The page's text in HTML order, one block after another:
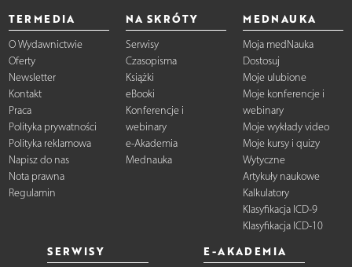
TERMEDIA
O Wydawnictwie
Oferty
Newsletter
Kontakt
Praca
Polityka prywatności
Polityka reklamowa
Napisz do nas
Nota prawna
Regulamin
NA SKRÓTY
Serwisy
Czasopisma
Książki
eBooki
Konferencje i
webinary
e-Akademia
Mednauka
MEDNAUKA
Moja medNauka
Dostosuj
Moje ulubione
Moje konferencje i
webinary
Moje wykłady video
Moje kursy i quizy
Wytyczne
Artykuły naukowe
Kalkulatory
Klasyfikacja ICD-9
Klasyfikacja ICD-10
SERWISY E-AKADEMIA